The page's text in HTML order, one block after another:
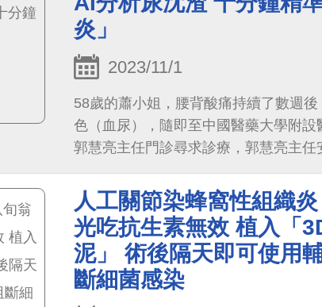
炎」
2023/11/1
58歲的蕭小姐，腰背酸痛持續了數週
色（血尿），隨即至中國醫藥大學附
郭慧亮主任門診尋求診療，郭慧亮主
波以及尿液病理細胞檢查等兩項檢查
中，發現潛血3+、尿蛋白2+、白血球
負），需再做「腎臟穿刺檢查」，以
尿道感染。
人工關節染蜂窩性組織
光吃抗生素無效 植入「
泥」 術後隔天即可使用
斷細菌感染